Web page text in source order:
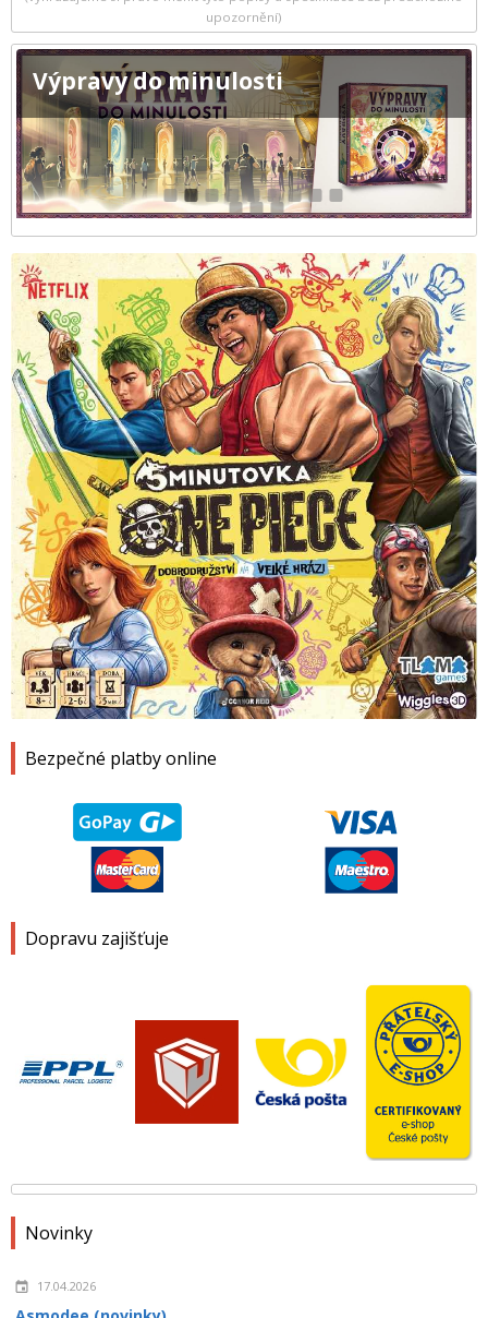
Bezpečné platby online
Dopravu zajišťuje
Novinky
17.04.2026
upozornění)
Výpravy do minulosti